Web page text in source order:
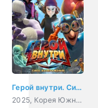
Герой внутри. Сила воображения
2025, Корея Южная, Китай, мультфильм, боевик, фантастика